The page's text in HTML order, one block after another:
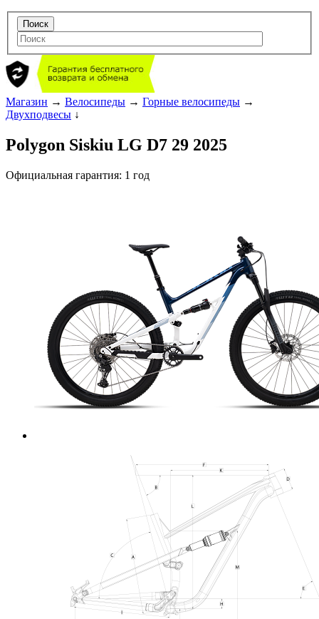
Магазин → Велосипеды → Горные велосипеды →
Двухподвесы ↓
Polygon Siskiu LG D7 29 2025
Официальная гарантия: 1 год